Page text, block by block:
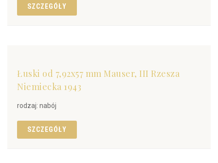
SZCZEGÓŁY
Łuski od 7,92x57 mm Mauser, III Rzesza
Niemiecka 1943
rodzaj: nabój
SZCZEGÓŁY